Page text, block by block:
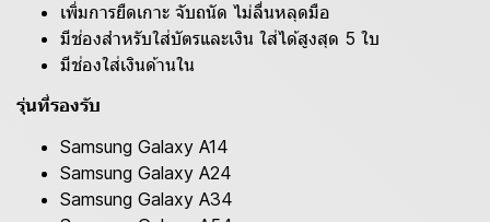
เพิ่มการยืดเกาะ จับถนัด ไม่ลื่นหลุดมือ
มีช่องสำหรับใส่บัตรและเงิน ใส่ได้สูงสุด 5 ใบ
มีช่องใส่เงินด้านใน
รุ่นที่รองรับ
Samsung Galaxy A14
Samsung Galaxy A24
Samsung Galaxy A34